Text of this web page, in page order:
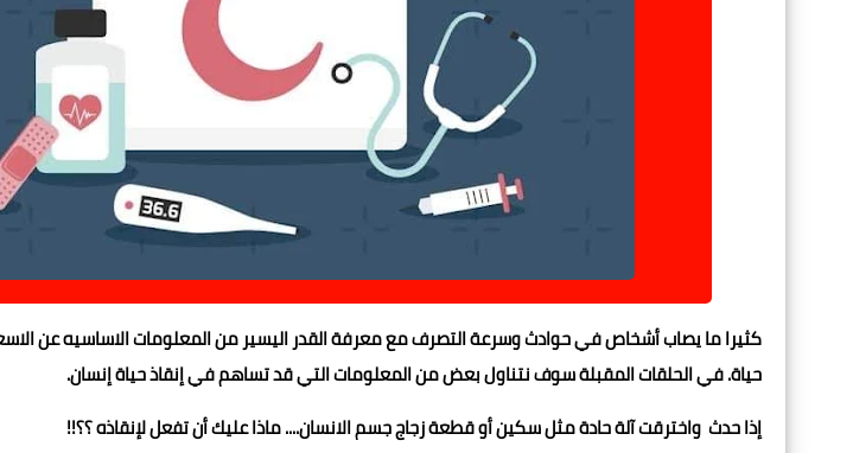
كثيرا ما يصاب أشخاص في حوادث وسرعة التصرف مع معرفة القدر اليسير من المعلومات الاساسيه عن
حياة. في الحلقات المقبلة سوف نتناول بعض من المعلومات التي قد تساهم في إنقاذ حياة إنسان.
إذا حدث واخترقت آلة حادة مثل سكين أو قطعة زجاج جسم الانسان.... ماذا عليك أن تفعل لإنقاذه ؟؟!!